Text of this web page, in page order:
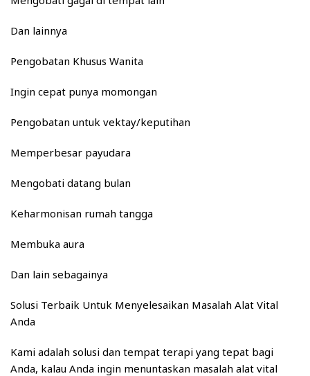
Dan lainnya
Pengobatan Khusus Wanita
Ingin cepat punya momongan
Pengobatan untuk vektay/keputihan
Memperbesar payudara
Mengobati datang bulan
Keharmonisan rumah tangga
Membuka aura
Dan lain sebagainya
Solusi Terbaik Untuk Menyelesaikan Masalah Alat Vital
Anda
Kami adalah solusi dan tempat terapi yang tepat bagi
Anda, kalau Anda ingin menuntaskan masalah alat vital